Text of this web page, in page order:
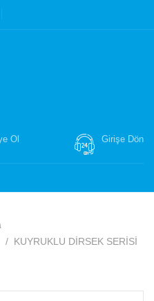
Ol Girişe Dön
KUYRUKLU DİRSEK SERİSİ